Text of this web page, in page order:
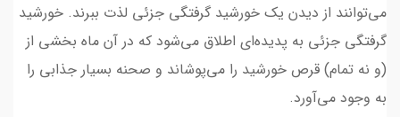
می‌توانند از دیدن یک خورشید گرفتگی جزئی لذت ببرند. خورشید
گرفتگی جزئی به پدیده‌ای اطلاق می‌شود که در آن ماه بخشی از
(و نه تمام) قرص خورشید را می‌پوشاند و صحنه‌ بسیار جذابی را
به وجود می‌آورد.